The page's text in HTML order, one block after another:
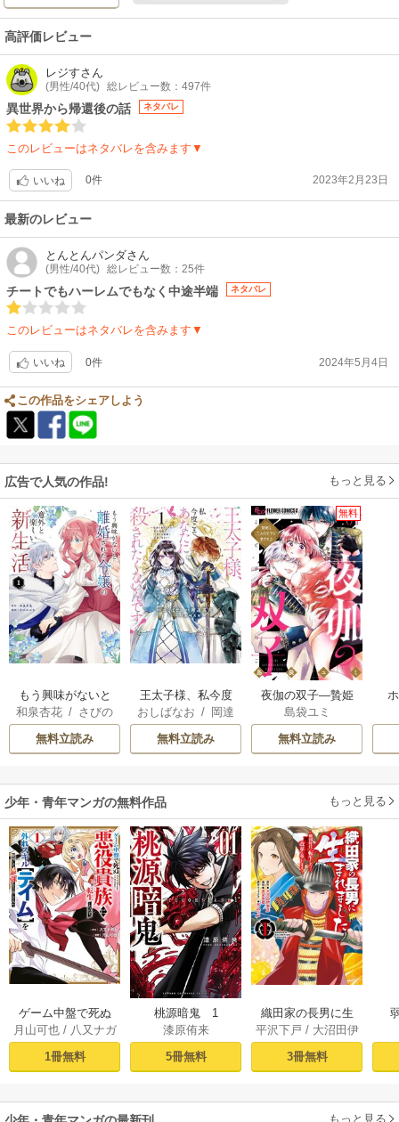
高評価レビュー
レジすさん
(男性/40代) 総レビュー数：497件
異世界から帰還後の話 ネタバレ
このレビューはネタバレを含みます▼
いいね 0件 2023年2月23日
最新のレビュー
とんとんパンダさん
(男性/40代) 総レビュー数：25件
チートでもハーレムでもなく中途半端 ネタバレ
このレビューはネタバレを含みます▼
いいね 0件 2024年5月4日
この作品をシェアしよう
広告で人気の作品! もっと見る
もう興味がないと
離婚された令嬢の
意外と楽しい新生
活
和泉杏花 / さびの
ぶち
無料立読み
王太子様、私今度
こそあなたに殺さ
れたくないんで
す！ ～聖女に嵌め
二度目は串刺し回
避します！～
おしばなお / 岡達
英茉
/ 先崎真琴
無料立読み
無料
夜伽の双子―贄姫
は二人の王子に愛
される―
島袋ユミ
無料立読み
少年・青年マンガの無料作品 もっと見る
ゲーム中盤で死ぬ
悪役貴族に転生し
たので、外れスキ
ル【テイム】を駆
してみた（１）
月山可也/ 八又ナガ
1冊無料
桃源暗鬼 1
漆原侑来
5冊無料
織田家の長男に生
まれました～戦国
時代に転生したけ
ど、死にたくない
ます～ 1
平沢下戸 / 大沼田伊
逸見兎歌
3冊無料
もっと見る